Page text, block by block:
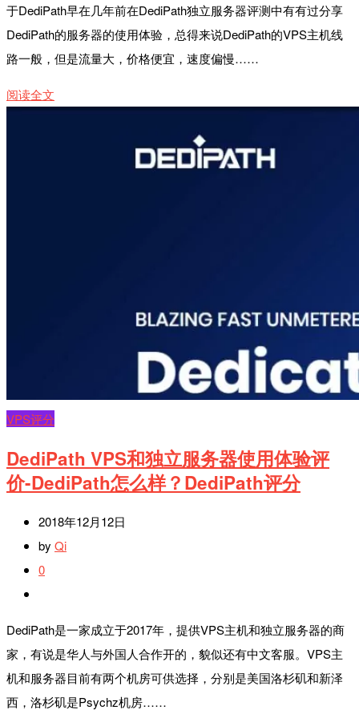
于DediPath早在几年前在DediPath独立服务器评测中有有过分享
DediPath的服务器的使用体验，总得来说DediPath的VPS主机线
路一般，但是流量大，价格便宜，速度偏慢……
阅读全文
VPS评分
DediPath VPS和独立服务器使用体验评
价-DediPath怎么样？DediPath评分
2018年12月12日
by Qi
0
DediPath是一家成立于2017年，提供VPS主机和独立服务器的商
家，有说是华人与外国人合作开的，貌似还有中文客服。VPS主
机和服务器目前有两个机房可供选择，分别是美国洛杉矶和新泽
西，洛杉矶是Psychz机房……